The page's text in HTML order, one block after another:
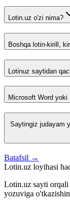
Lotin.uz o'zi nima?
Boshqa lotin-kirill,
Lotinuz saytidan
Microsoft Word
Saytingiz judayam
Batafsil →
Lotin.uz loyihasi
Lotin.uz sayti
yozuviga